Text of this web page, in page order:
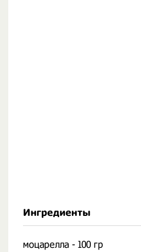
Ингредиенты
моцарелла - 100 гр